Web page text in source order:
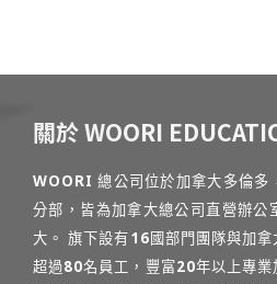
關於 WOORI
WOORI 總公司位於加拿大多倫
分部，皆為加拿大總公司直營辦公
大。 旗下設有16國部門團隊與加
超過80名員工，豐富20年以上專